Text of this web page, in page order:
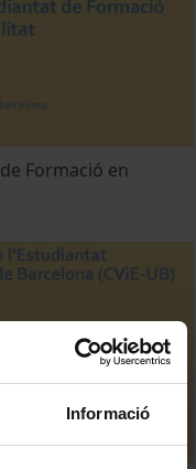
Informació
Formació en